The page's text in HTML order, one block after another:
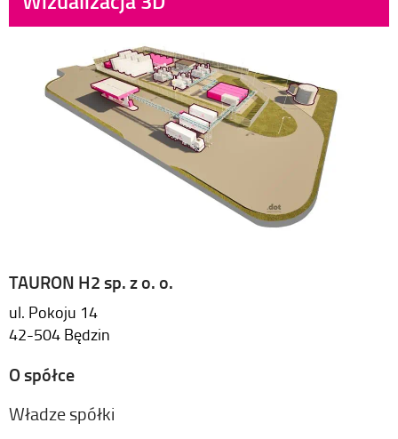
TAURON H2 sp. z o. o.
ul. Pokoju 14
42-504 Będzin
O spółce
Władze spółki